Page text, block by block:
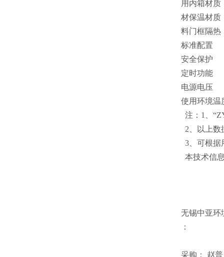
用
材
料
内箱材质
保温材质
门框隔热
标准配置
安全保护
定时功能
电源电压
使用环境温
注：1、
2、以上数
3、可根据
本技术信
无锡中亚环
：
采购： 赵普